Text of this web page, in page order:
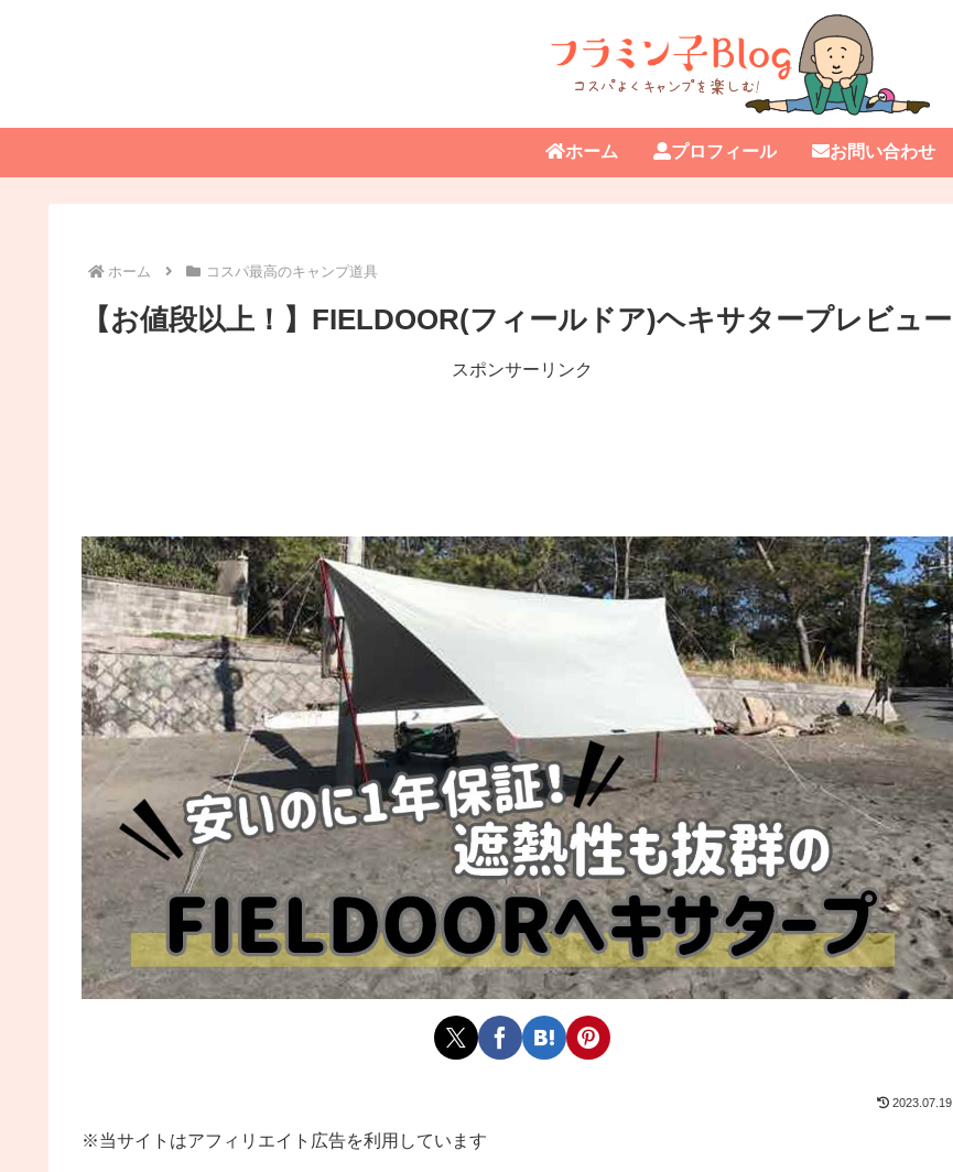
ホーム プロフィール お問い合わせ
ホーム コスパ最高のキャンプ道具
【お値段以上！】FIELDOOR(フィールドア)ヘキサタープレビュー
スポンサーリンク
2023.07.19
※当サイトはアフィリエイト広告を利用しています